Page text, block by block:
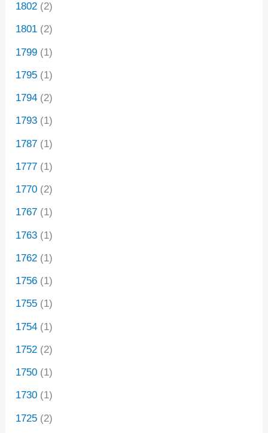
1802 (2)
1801 (2)
1799 (1)
1795 (1)
1794 (2)
1793 (1)
1787 (1)
1777 (1)
1770 (2)
1767 (1)
1763 (1)
1762 (1)
1756 (1)
1755 (1)
1754 (1)
1752 (2)
1750 (1)
1730 (1)
1725 (2)